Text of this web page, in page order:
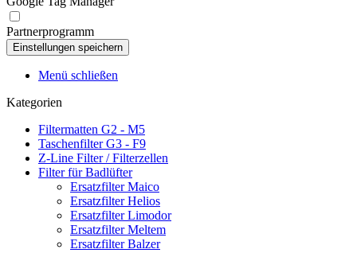
Partnerprogramm
Menü schließen
Kategorien
Filtermatten G2 - M5
Taschenfilter G3 - F9
Z-Line Filter / Filterzellen
Filter für Badlüfter
Ersatzfilter Maico
Ersatzfilter Helios
Ersatzfilter Limodor
Ersatzfilter Meltem
Ersatzfilter Balzer